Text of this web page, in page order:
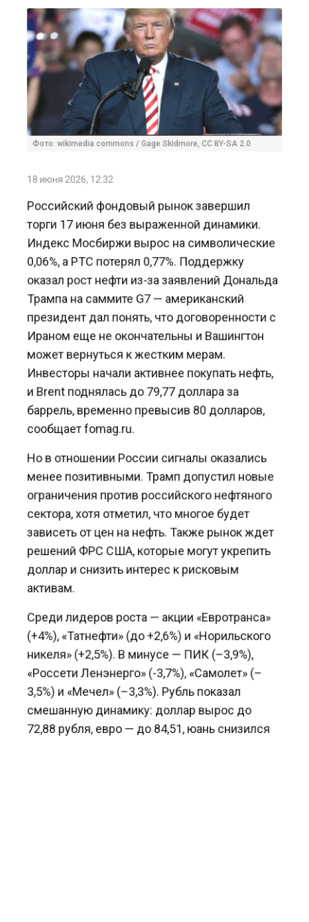
Фото: wikimedia commons / Gage Skidmore, CC BY-SA 2.0
торги 17 июня без выраженной динамики.
Индекс Мосбиржи вырос на символические
0,06%, а РТС потерял 0,77%. Поддержку
оказал рост нефти из-за заявлений Дональда
Трампа на саммите G7 — американский
президент дал понять, что договоренности с
Ираном еще не окончательны и Вашингтон
может вернуться к жестким мерам.
Инвесторы начали активнее покупать нефть,
и Brent поднялась до 79,77 доллара за
баррель, временно превысив 80 долларов,
сообщает fomag.ru.
Но в отношении России сигналы оказались
менее позитивными. Трамп допустил новые
ограничения против российского нефтяного
сектора, хотя отметил, что многое будет
зависеть от цен на нефть. Также рынок ждет
решений ФРС США, которые могут укрепить
доллар и снизить интерес к рисковым
активам.
Среди лидеров роста — акции «Евротранса»
(+4%), «Татнефти» (до +2,6%) и «Норильского
никеля» (+2,5%). В минусе — ПИК (–3,9%),
«Россети Ленэнерго» (-3,7%), «Самолет» (–
3,5%) и «Мечел» (–3,3%). Рубль показал
смешанную динамику: доллар вырос до
72,88 рубля, евро — до 84,51, юань снизился